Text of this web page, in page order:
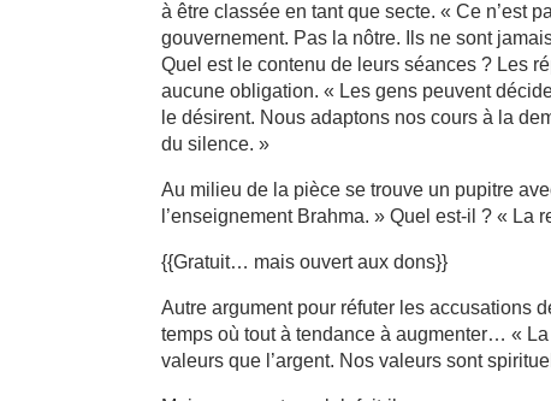
à être classée en tant que secte. « Ce n’est
gouvernement. Pas la nôtre. Ils ne sont
Quel est le contenu de leurs séances ? Les
aucune obligation. « Les gens peuvent
le désirent. Nous adaptons nos cours à la
du silence. »
Au milieu de la pièce se trouve un pupitre
l’enseignement Brahma. » Quel est-il ? « La
{{Gratuit… mais ouvert aux dons}}
Autre argument pour réfuter les accusations
temps où tout à tendance à augmenter… «
valeurs que l’argent. Nos valeurs sont